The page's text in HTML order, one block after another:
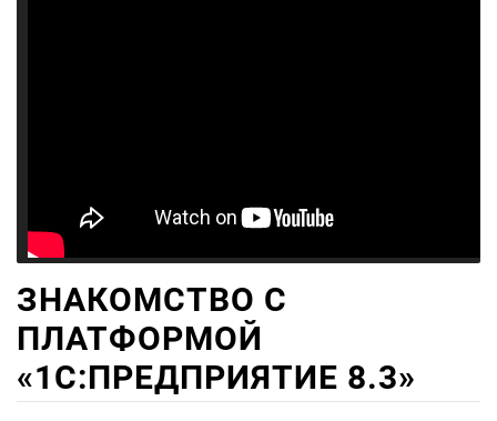
ЗНАКОМСТВО С
ПЛАТФОРМОЙ
«1C:ПРЕДПРИЯТИЕ 8.3»